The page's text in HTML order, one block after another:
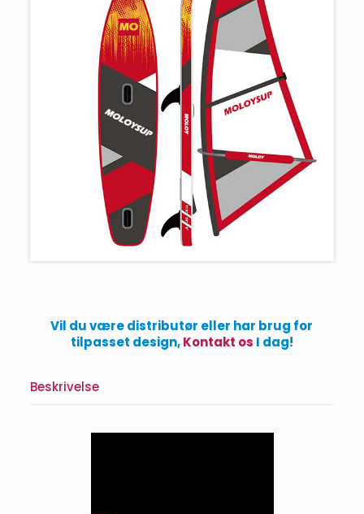
Vil du være distributør eller har brug for
tilpasset design,Kontakt os I dag!
Beskrivelse